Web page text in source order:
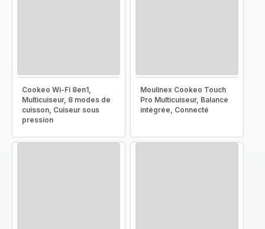
Cookeo Wi-Fi 8en1,
Multicuiseur, 8 modes de
cuisson, Cuiseur sous
pression
Moulinex Cookeo Touch
Pro Multicuiseur, Balance
intégrée, Connecté